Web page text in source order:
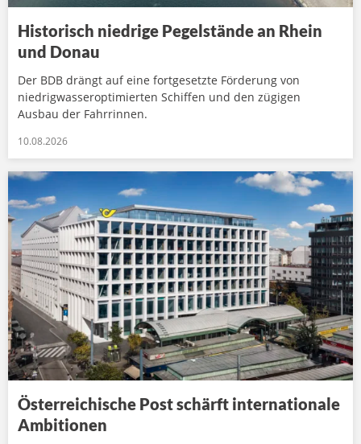
Historisch niedrige Pegelstände an Rhein
und Donau
Der BDB drängt auf eine fortgesetzte Förderung von
niedrigwasseroptimierten Schiffen und den zügigen
Ausbau der Fahrrinnen.
10.08.2026
Österreichische Post schärft internationale
Ambitionen